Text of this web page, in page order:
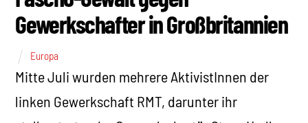
Gewerkschafter in Großbritannien
Europa
Mitte Juli wurden mehrere AktivistInnen der
linken Gewerkschaft RMT, darunter ihr